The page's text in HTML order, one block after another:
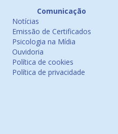
Comunicação
Notícias
Emissão de Certificados
Psicologia na Mídia
Ouvidoria
Política de cookies
Política de privacidade